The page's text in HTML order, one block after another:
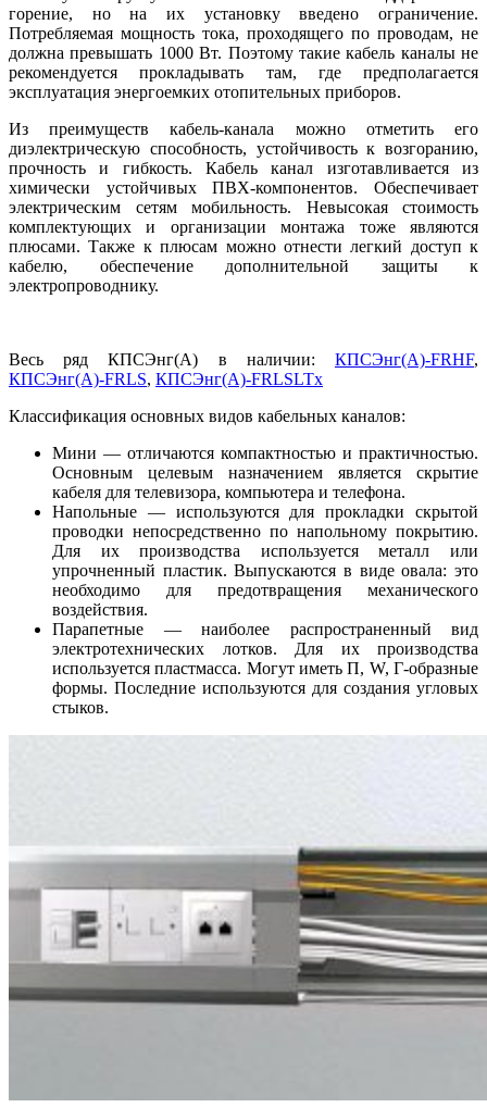
горение, но на их установку введено ограничение.
Потребляемая мощность тока, проходящего по проводам, не
должна превышать 1000 Вт. Поэтому такие кабель каналы не
рекомендуется прокладывать там, где предполагается
эксплуатация энергоемких отопительных приборов.
Из преимуществ кабель-канала можно отметить его
диэлектрическую способность, устойчивость к возгоранию,
прочность и гибкость. Кабель канал изготавливается из
химически устойчивых ПВХ-компонентов. Обеспечивает
электрическим сетям мобильность. Невысокая стоимость
комплектующих и организации монтажа тоже являются
плюсами. Также к плюсам можно отнести легкий доступ к
кабелю, обеспечение дополнительной защиты к
электропроводнику.
Весь ряд КПСЭнг(А) в наличии: КПСЭнг(А)-FRHF,
КПСЭнг(А)-FRLS, КПСЭнг(А)-FRLSLTx
Классификация основных видов кабельных каналов:
Мини — отличаются компактностью и практичностью.
Основным целевым назначением является скрытие
кабеля для телевизора, компьютера и телефона.
Напольные — используются для прокладки скрытой
проводки непосредственно по напольному покрытию.
Для их производства используется металл или
упрочненный пластик. Выпускаются в виде овала: это
необходимо для предотвращения механического
воздействия.
Парапетные — наиболее распространенный вид
электротехнических лотков. Для их производства
используется пластмасса. Могут иметь П, W, Г-образные
формы. Последние используются для создания угловых
стыков.